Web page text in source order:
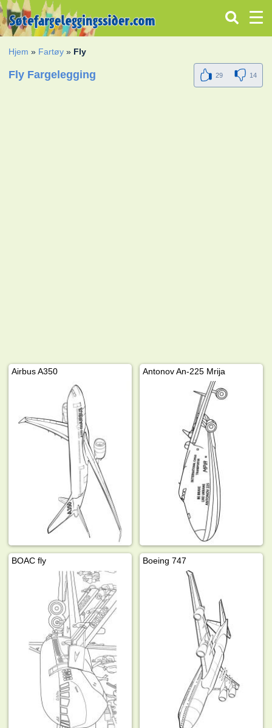
Hjem » Fartøy » Fly
Fly Fargelegging 29 14
Airbus A350 Antonov An-225 Mrija
BOAC fly Boeing 747